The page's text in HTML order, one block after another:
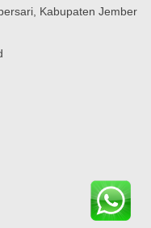
Kabupaten Jember